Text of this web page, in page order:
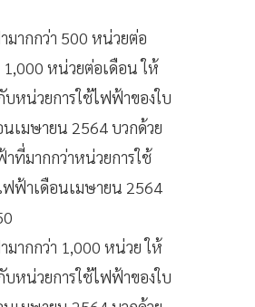
ากกว่า 500 หน่วยต่อ
หน่วยต่อเดือน ให้
หน่วยการใช้ไฟฟ้าของใบ
เมษายน 2564 บวกด้วย
ที่มากกว่าหน่วยการใช้
ฟฟ้าเดือนเมษายน 2564
ากกว่า 1,000 หน่วย ให้
หน่วยการใช้ไฟฟ้าของใบ